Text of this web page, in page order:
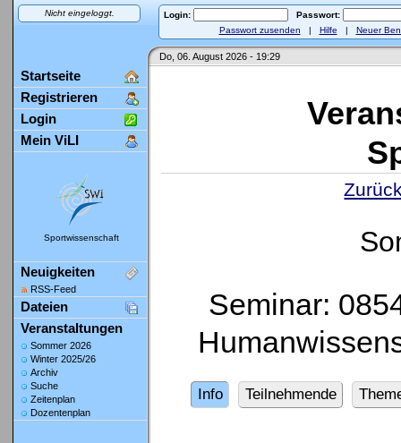
Nicht eingeloggt. Login:
Passwort:
Passwort zusenden | Hilfe | Neuer
Do, 06. August 2026 - 19:29
Startseite
Registrieren
Login
Mein ViLI
Sportwissenschaft
Neuigkeiten
RSS-Feed
Dateien
Veranstaltungen
Sommer 2026
Winter 2025/26
Archiv
Suche
Zeitenplan
Dozentenplan
Seminar:
Info Teilnehmende